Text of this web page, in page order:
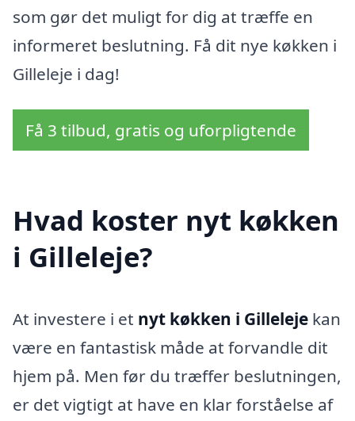
som gør det muligt for dig at træffe en
informeret beslutning. Få dit nye køkken i
Gilleleje i dag!
Få 3 tilbud, gratis og uforpligtende
Hvad koster nyt køkken
i Gilleleje?
At investere i et nyt køkken i Gilleleje kan
være en fantastisk måde at forvandle dit
hjem på. Men før du træffer beslutningen,
er det vigtigt at have en klar forståelse af